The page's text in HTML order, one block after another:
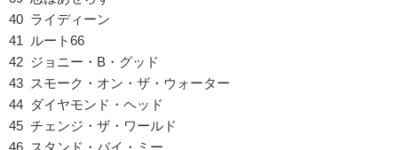
40 ライディーン
41 ルート66
42 ジョニー・B・グッド
43 スモーク・オン・ザ・ウォーター
44 ダイヤモンド・ヘッド
45 チェンジ・ザ・ワールド
46 スタンド・バイ・ミー